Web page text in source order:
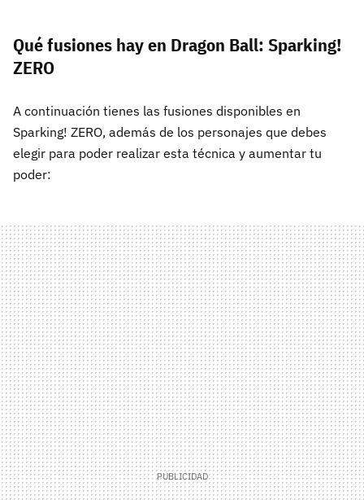
Qué fusiones hay en Dragon Ball: Sparking!
ZERO
A continuación tienes las fusiones disponibles en
Sparking! ZERO, además de los personajes que debes
elegir para poder realizar esta técnica y aumentar tu
poder: